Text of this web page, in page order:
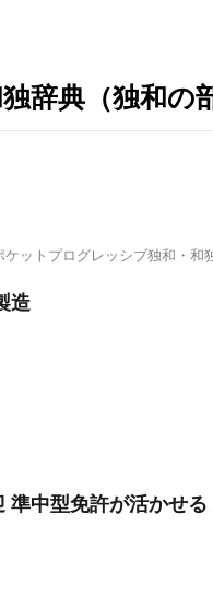
辞典（独和の
ケットプログレッシブ独和・
造
準中型免許が活かせ